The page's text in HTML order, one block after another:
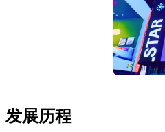
发展历程